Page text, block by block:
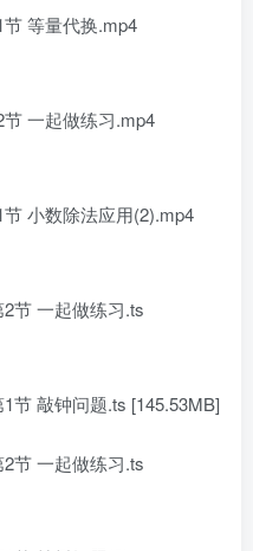
等量代换.mp4
一起做练习.mp4
小数除法应用(2).mp4
一起做练习.ts
敲钟问题.ts [145.53MB]
一起做练习.ts